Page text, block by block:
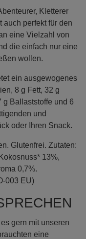
Kletterer
auch perfekt für den
eine Vielzahl von
die einfach nur eine
wollen.
ein ausgewogenes
8 g Fett, 32 g
g Ballaststoffe und 6
und
oder Ihren Snack.
Glutenfrei. Zutaten:
13%,
0,7%.
003 EU)
gern mit unseren
eine